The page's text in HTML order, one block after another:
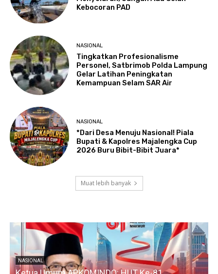
Kebocoran PAD
NASIONAL
Tingkatkan Profesionalisme
Personel, Satbrimob Polda Lampung
Gelar Latihan Peningkatan
Kemampuan Selam SAR Air
NASIONAL
*Dari Desa Menuju Nasional! Piala
Bupati & Kapolres Majalengka Cup
2026 Buru Bibit-Bibit Juara*
Muat lebih banyak